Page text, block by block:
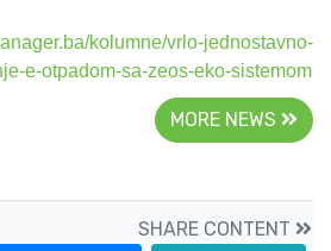
kolumne/vrlo-jednostavno-
e-otpadom-sa-zeos-eko-sistemom
MORE NEWS
SHARE CONTENT